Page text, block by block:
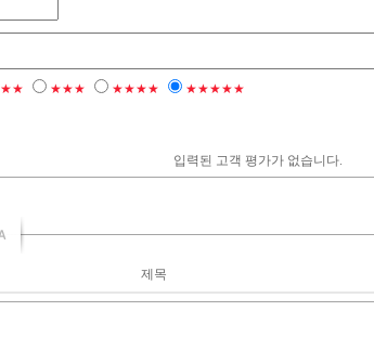
★★ ★★★ ★★★★ ★★★★★
입력된 고객 평가가 없습니다.
제목